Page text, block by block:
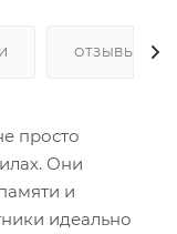
ОТЗЫВЫ
просто
Они
и
идеально